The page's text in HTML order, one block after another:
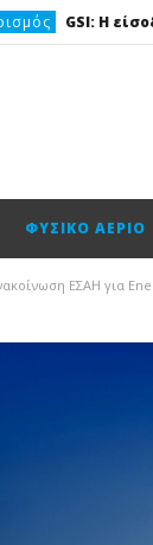
ΦΥΣΙΚΌ ΑΈΡΙΟ
ΕΣΑΗ για